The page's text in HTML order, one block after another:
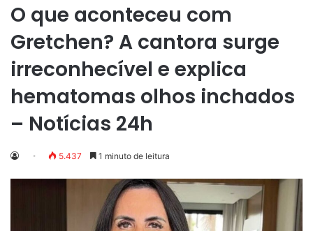
O que aconteceu com
Gretchen? A cantora surge
irreconhecível e explica
hematomas olhos inchados
– Notícias 24h
5.437 1 minuto de leitura